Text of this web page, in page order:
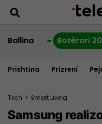
Ballina Botërori
Prishtina Prizreni
Tech > Smart Living
Samsung